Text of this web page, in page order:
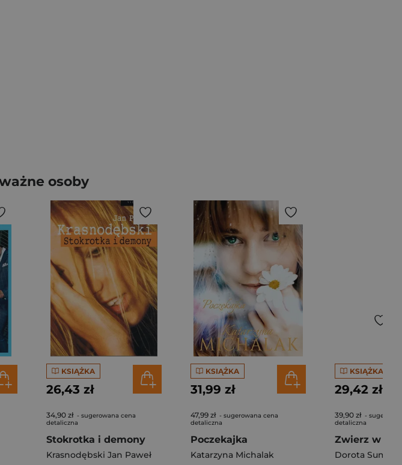
osoby
KSIĄŻKA
26,43 zł
34,90 zł - sugerowana cena
detaliczna
Stokrotka i demony
Krasnodębski Jan Paweł
KSIĄŻKA
31,99 zł
47,99 zł - sugerowana cena
detaliczna
Poczekajka
Katarzyna Michalak
KSIĄŻKA
29,42 zł
39,90 zł -
detaliczna
Zwierz w
Dorota